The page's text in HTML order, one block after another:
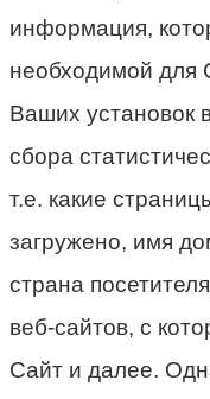
информация,
необходимой для
Ваших установок
сбора
т.е. какие
загружено, имя
страна
веб-сайтов, с
Сайт и далее.